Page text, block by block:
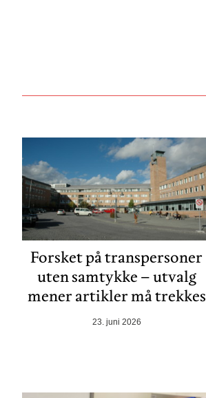
Forsket på transpersoner
uten samtykke – utvalg
mener artikler må trekkes
23. juni 2026